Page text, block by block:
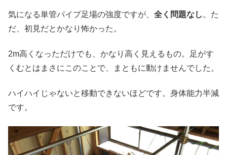
気になる単管パイプ足場の強度ですが、 全く問題なし 。た
だ、初見だとかなり怖かった。
2m高くなっただけでも、かなり高く見えるもの。足がす
くむとはまさにこのことで、まともに動けませんでした。
ハイハイじゃないと移動できないほどです。身体能力半減
です。